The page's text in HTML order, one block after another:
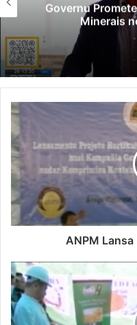
Governu
Minerais
ANPM